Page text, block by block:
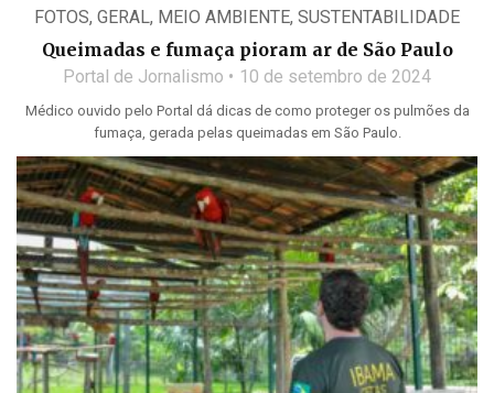
FOTOS, GERAL, MEIO AMBIENTE, SUSTENTABILIDADE
Queimadas e fumaça pioram ar de São Paulo
Portal de Jornalismo 10 de setembro de 2024
Médico ouvido pelo Portal dá dicas de como proteger os pulmões da
fumaça, gerada pelas queimadas em São Paulo.